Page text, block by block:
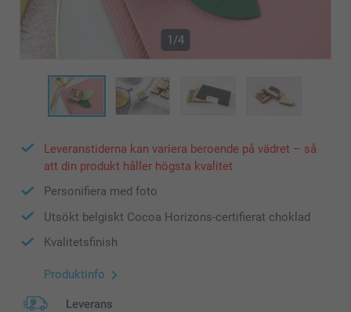
1/4
Leveranstiderna kan variera beroende på vädret – så
att din produkt håller högsta kvalitet
Personifiera med foto
Utsökt belgiskt Cocoa Horizons-certifierat choklad
Kvalitetsfinish
Produktinfo
Leverans